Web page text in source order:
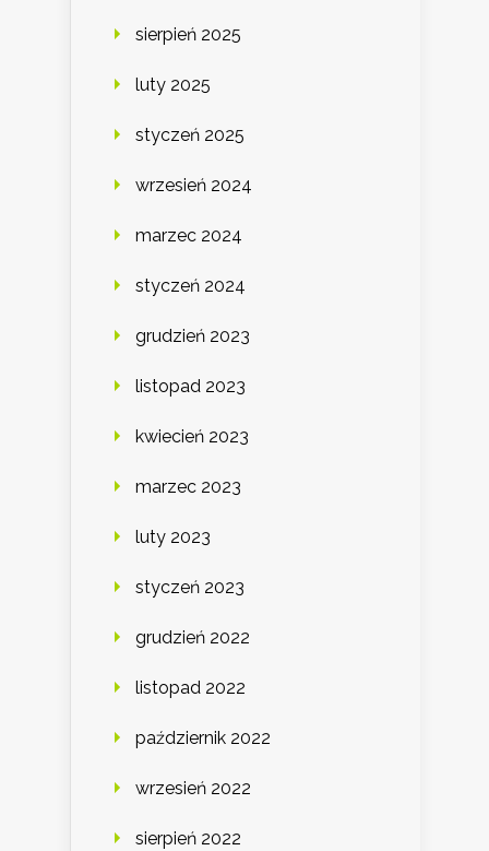
sierpień 2025
luty 2025
styczeń 2025
wrzesień 2024
marzec 2024
styczeń 2024
grudzień 2023
listopad 2023
kwiecień 2023
marzec 2023
luty 2023
styczeń 2023
grudzień 2022
listopad 2022
październik 2022
wrzesień 2022
sierpień 2022